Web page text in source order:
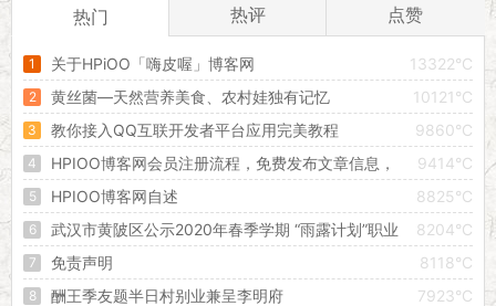
热门 热评 点赞
13322°C
关于HPiOO「嗨皮喔」博客网
10121°C
黄丝菌—天然营养美食、农村娃独有记忆
9860°C
教你接入QQ互联开发者平台应用完美教程
9414°C
HPIOO博客网会员注册流程，免费发布文章信息，
创建属于自己的独立空间！
8825°C
HPIOO博客网自述
8204°C
武汉市黄陂区公示2020年春季学期 “雨露计划”职业
教育扶贫助学拟补助对象
8118°C
免责声明
7923°C
酬王季友题半日村别业兼呈李明府